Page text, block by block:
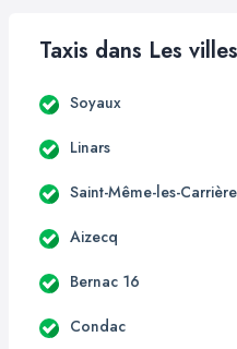
Taxis dans Les
Soyaux
Linars
Saint-Même-les-
Aizecq
Bernac 16
Condac